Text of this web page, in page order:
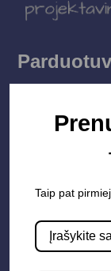
Elektros
Lauko
Vidaus
Taip pat